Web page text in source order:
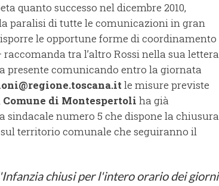
quanto successo nel dicembre 2010,
paralisi di tutte le comunicazioni in gran
le opportune forme di coordinamento
tra l’altro Rossi nella sua lettera
presente comunicando entro la giornata
le misure previste
Comune di Montespertoli ha già
numero 5 che dispone la chiusura
territorio comunale che seguiranno il
chiusi per l'intero orario dei giorni